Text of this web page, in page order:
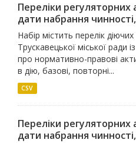
Переліки регуляторних
дати набрання
Набір містить перелік
Трускавецької міської ради
про нормативно-правові
в дію, базові, повторні...
CSV
Переліки регуляторних
дати набрання